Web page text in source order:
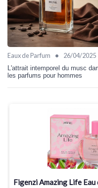
Eaux de Parfum • 26/04/2025
L'attrait intemporel du musc
les parfums pour hommes
Figenzi Amazing Life Eau